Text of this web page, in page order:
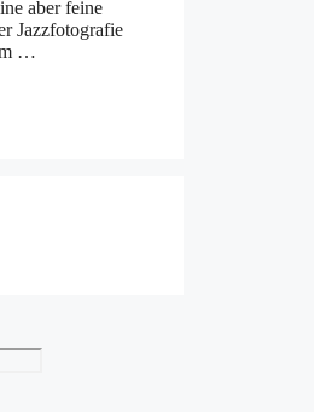
aber feine
Jazzfotografie
…